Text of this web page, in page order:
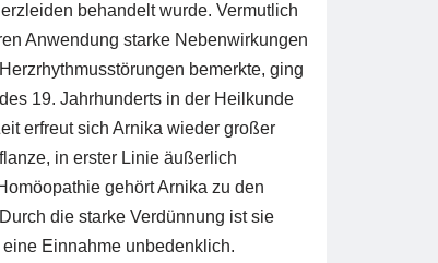
behandelt wurde. Vermutlich
Anwendung starke Nebenwirkungen
bemerkte, ging
19. Jahrhunderts in der Heilkunde
erfreut sich Arnika wieder großer
in erster Linie äußerlich
gehört Arnika zu den
die starke Verdünnung ist sie
Einnahme unbedenklich.